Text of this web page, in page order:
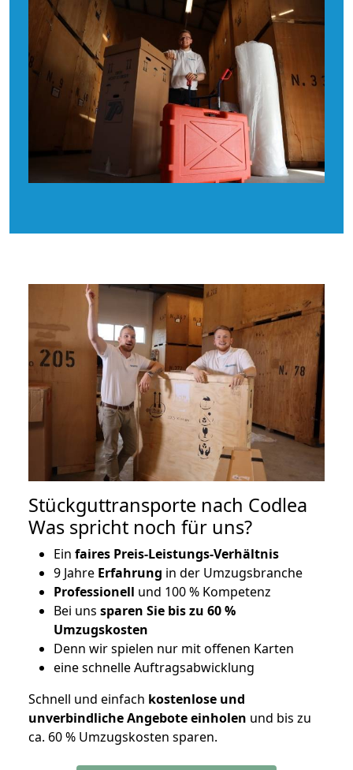
Stückguttransporte nach Codlea
Was spricht noch für uns?
Ein faires Preis-Leistungs-Verhältnis
9 Jahre Erfahrung in der Umzugsbranche
Professionell und 100 % Kompetenz
Bei uns sparen Sie bis zu 60 %
Umzugskosten
Denn wir spielen nur mit offenen Karten
eine schnelle Auftragsabwicklung
Schnell und einfach kostenlose und
unverbindliche Angebote einholen und bis zu
ca. 60 % Umzugskosten sparen.